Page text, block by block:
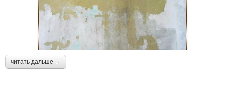
читать дальше →